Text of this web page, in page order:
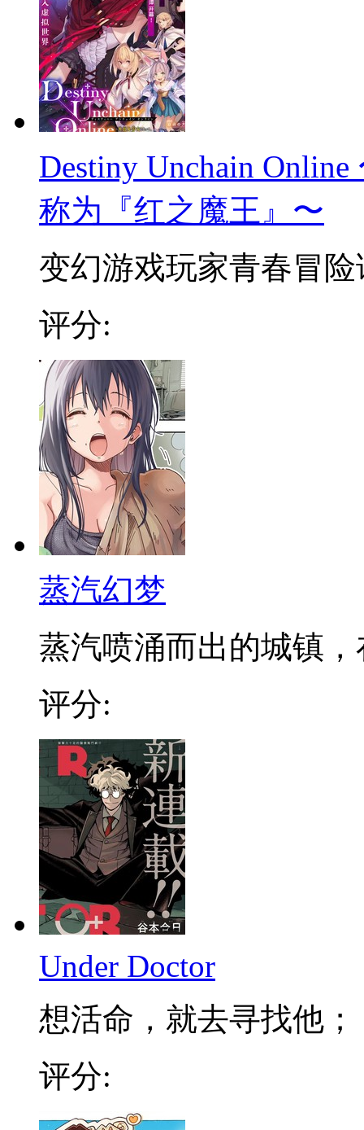
Destiny Unchain
称为『红之魔王』〜
变幻游戏玩家青春冒险
评分:
蒸汽幻梦
蒸汽喷涌而出的城镇，
评分:
Under Doctor
想活命，就去寻找他；
评分: